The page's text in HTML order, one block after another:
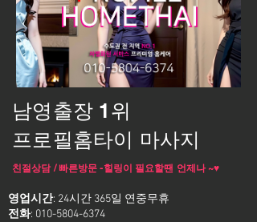
남영출장 1위
프로필홈타이 마사지
친절상담 / 빠른방문 -힐링이 필요할땐 언제나 ~♥
영업시간: 24시간 365일 연중무휴
전화: 010-5804-6374